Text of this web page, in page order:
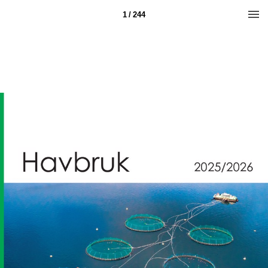
1 / 244